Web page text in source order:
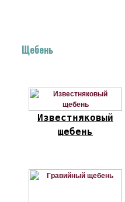
Щебень
Известняковый
щебень